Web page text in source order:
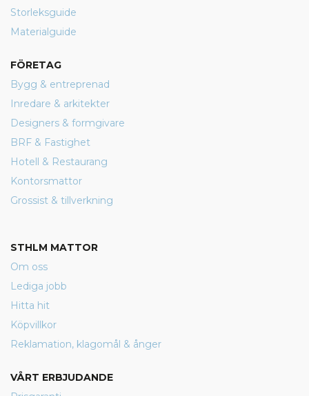
Storleksguide
Materialguide
FÖRETAG
Bygg & entreprenad
Inredare & arkitekter
Designers & formgivare
BRF & Fastighet
Hotell & Restaurang
Kontorsmattor
Grossist & tillverkning
STHLM MATTOR
Om oss
Lediga jobb
Hitta hit
Köpvillkor
Reklamation, klagomål & ånger
VÅRT ERBJUDANDE